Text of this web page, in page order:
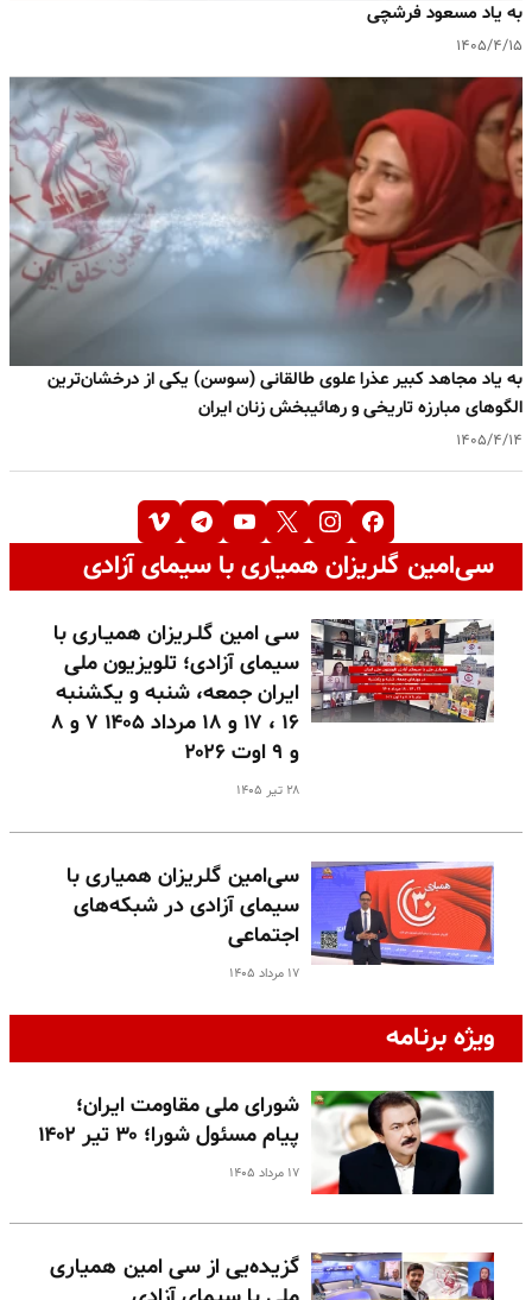
به یاد مسعود فرشچی
۱۴۰۵/۴/۱۵
به یاد مجاهد کبیر عذرا علوی طالقانی (سوسن) یکی از درخشان‌ترین
الگوهای مبارزه تاریخی و رهائیبخش زنان ایران
۱۴۰۵/۴/۱۴
سی‌امین گلریزان همیاری با سیمای آزادی
سـی امین گلـریزان همیـاری با
سیمای آزادی؛ تلویزیون ملی
ایران جمعه، شنبه و یکشنبه
۱۶ ، ۱۷ و ۱۸ مرداد ۱۴۰۵ ۷ و ۸
و ۹ اوت ۲۰۲۶
۲۸ تیر ۱۴۰۵
سی‌امین گلریزان همیاری با
سیمای آزادی در شبکه‌های
اجتماعی
۱۷ مرداد ۱۴۰۵
ویژه برنامه
شورای ملی مقاومت ایران؛
پیام مسئول شورا؛ ۳۰ تیر ۱۴۰۲
۱۷ مرداد ۱۴۰۵
گزیده‌یی از سی امین همیاری